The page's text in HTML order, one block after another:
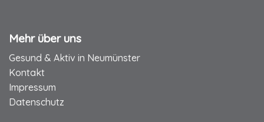
Mehr über uns
Gesund & Aktiv in Neumünster
Kontakt
Impressum
Datenschutz